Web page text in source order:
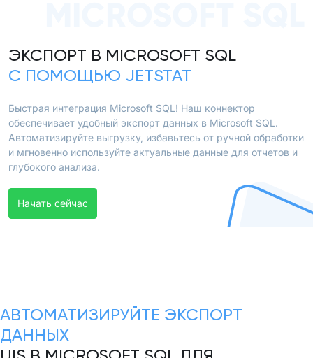
ЭКСПОРТ В MICROSOFT SQL
С ПОМОЩЬЮ JETSTAT
Быстрая интеграция Microsoft SQL! Наш коннектор
обеспечивает удобный экспорт данных в Microsoft SQL.
Автоматизируйте выгрузку, избавьтесь от ручной обработки
и мгновенно используйте актуальные данные для отчетов и
глубокого анализа.
Начать сейчас
АВТОМАТИЗИРУЙТЕ ЭКСПОРТ
ДАННЫХ